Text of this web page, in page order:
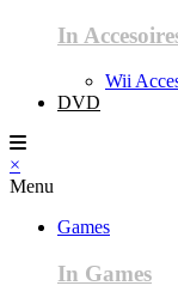
In
Wii
DVD
×
Menu
Games
In Games